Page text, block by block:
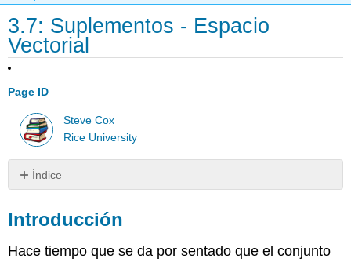
3.7: Suplementos - Espacio
Vectorial
Page ID
Steve Cox
Rice University
Índice
Espacio
Introducción
Hace tiempo que se da por sentado que el conjunto